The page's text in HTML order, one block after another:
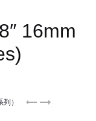
16mm
）
VST VST